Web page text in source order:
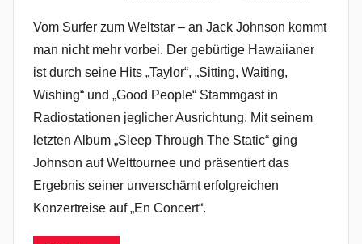
Vom Surfer zum Weltstar – an Jack Johnson kommt
man nicht mehr vorbei. Der gebürtige Hawaiianer
ist durch seine Hits „Taylor“, „Sitting, Waiting,
Wishing“ und „Good People“ Stammgast in
Radiostationen jeglicher Ausrichtung. Mit seinem
letzten Album „Sleep Through The Static“ ging
Johnson auf Welttournee und präsentiert das
Ergebnis seiner unverschämt erfolgreichen
Konzertreise auf „En Concert“.